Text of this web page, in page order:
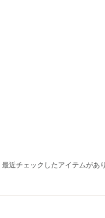
最近チェックしたアイテムがあ